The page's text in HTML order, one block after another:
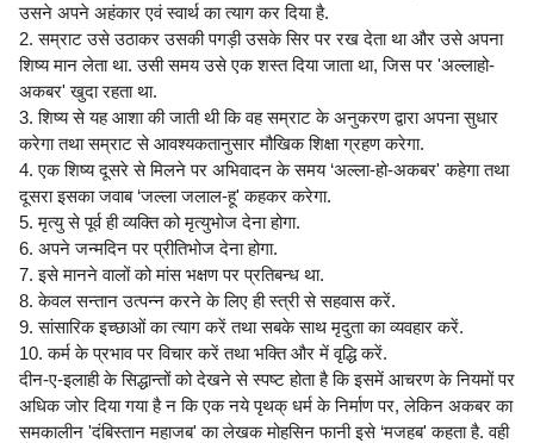
उसने अपने अहंकार एवं स्वार्थ का त्याग कर दिया है.
2. सम्राट उसे उठाकर उसकी पगड़ी उसके सिर पर रख देता था और उसे अपना
शिष्य मान लेता था. उसी समय उसे एक शस्त दिया जाता था, जिस पर 'अल्लाहो-
अकबर' खुदा रहता था.
3. शिष्य से यह आशा की जाती थी कि वह सम्राट के अनुकरण द्वारा अपना सुधार
करेगा तथा सम्राट से आवश्यकतानुसार मौखिक शिक्षा ग्रहण करेगा.
4. एक शिष्य दूसरे से मिलने पर अभिवादन के समय ‘अल्ला-हो-अकबर' कहेगा तथा
दूसरा इसका जवाब ‘जल्ला जलाल-हू' कहकर करेगा.
5. मृत्यु से पूर्व ही व्यक्ति को मृत्युभोज देना होगा.
6. अपने जन्मदिन पर प्रीतिभोज देना होगा.
7. इसे मानने वालों को मांस भक्षण पर प्रतिबन्ध था.
8. केवल सन्तान उत्पन्न करने के लिए ही स्त्री से सहवास करें.
9. सांसारिक इच्छाओं का त्याग करें तथा सबके साथ मृदुता का व्यवहार करें.
10. कर्म के प्रभाव पर विचार करें तथा भक्ति और में वृद्धि करें.
दीन-ए-इलाही के सिद्धान्तों को देखने से स्पष्ट होता है कि इसमें आचरण के नियमों पर
अधिक जोर दिया गया है न कि एक नये पृथक् धर्म के निर्माण पर, लेकिन अकबर का
समकालीन 'दंबिस्तान महाजब' का लेखक मोहसिन फानी इसे ‘मजहब' कहता है. वही